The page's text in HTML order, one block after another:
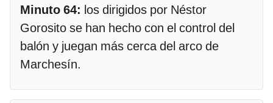
Minuto 64: los dirigidos por Néstor
Gorosito se han hecho con el control del
balón y juegan más cerca del arco de
Marchesín.